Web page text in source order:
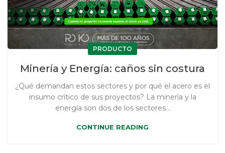
PRODUCTO
Minería y Energía: caños sin costura
¿Qué demandan estos sectores y por qué el acero es el
insumo crítico de sus proyectos? La minería y la
energía son dos de los sectores...
CONTINUE READING